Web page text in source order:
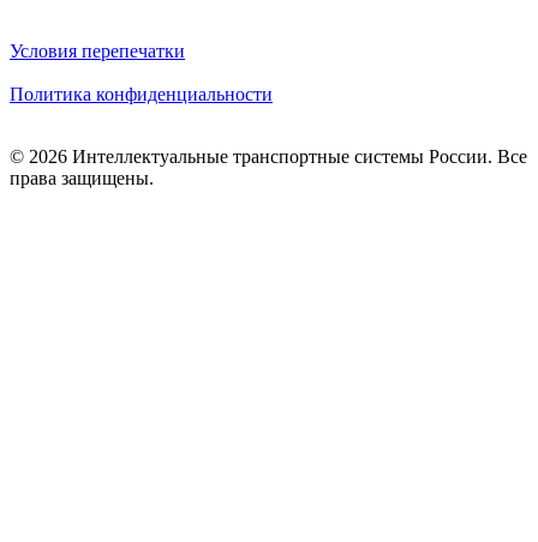
Условия перепечатки
Политика конфиденциальности
© 2026 Интеллектуальные транспортные системы России. Все
права защищены.